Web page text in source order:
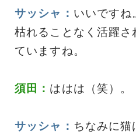
サッシャ： いいですね
枯れることなく活躍さ
ていますね。
須田： ははは（笑）。
サッシャ： ちなみに猫